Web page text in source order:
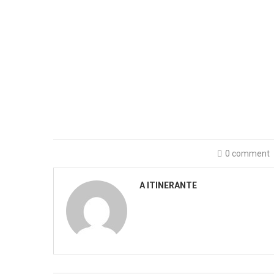
0 comment
A ITINERANTE